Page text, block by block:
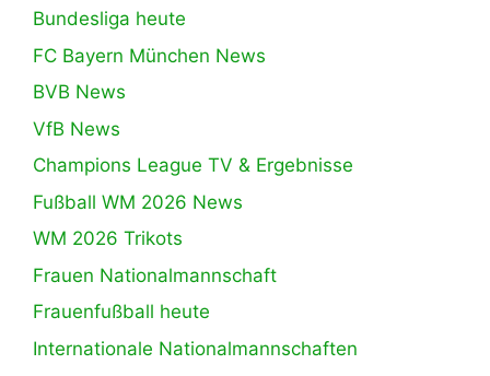
Bundesliga heute
FC Bayern München News
BVB News
VfB News
Champions League TV & Ergebnisse
Fußball WM 2026 News
WM 2026 Trikots
Frauen Nationalmannschaft
Frauenfußball heute
Internationale Nationalmannschaften